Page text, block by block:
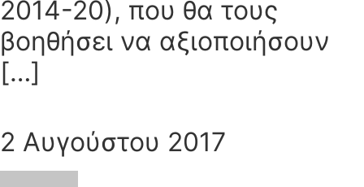
2014-20), που θα τους
βοηθήσει να αξιοποιήσουν
[…]
2 Αυγούστου 2017